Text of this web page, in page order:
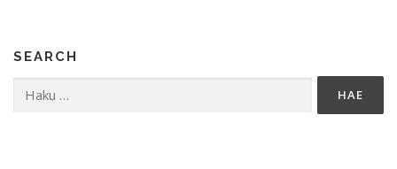
SEARCH
Haku: